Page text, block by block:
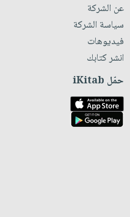
عن الشركة
سياسة الشركة
فيديوهات
انشر كتابك
حمّل iKitab